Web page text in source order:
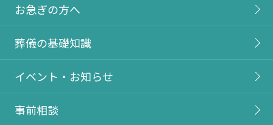
お急ぎの方へ
葬儀の基礎知識
イベント・お知らせ
事前相談